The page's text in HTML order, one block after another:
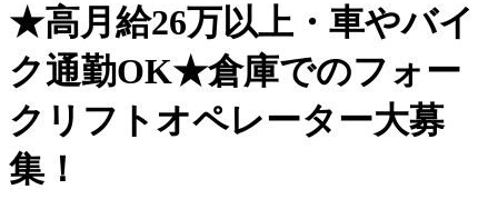
★高月給26万以上・車やバイ
ク通勤OK★倉庫でのフォー
クリフトオペレーター大募
集！